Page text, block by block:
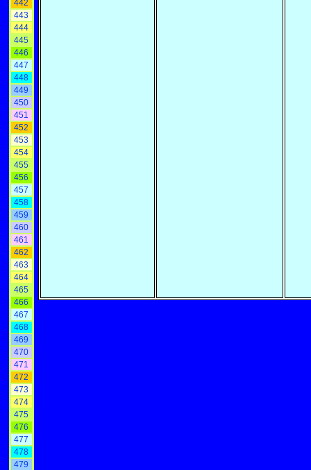
442
443
444
445
446
447
448
449
450
451
452
453
454
455
456
457
458
459
460
461
462
463
464
465
466
467
468
469
470
471
472
473
474
475
476
477
478
479